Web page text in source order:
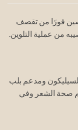
فورًا من تقصف
من عملية التلوين.
ومدعم بلب
صحة الشعر وفي